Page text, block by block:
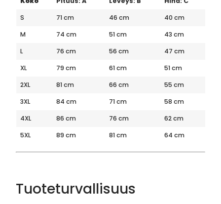
S
71 cm 46 cm
40 cm
M
74 cm 51 cm
43 cm
L
76 cm 56 cm
47 cm
XL
79 cm 61 cm
51 cm
2XL
81 cm 66 cm
55 cm
3XL
84 cm 71 cm
58 cm
4XL
86 cm 76 cm
62 cm
5XL
89 cm 81 cm 64 cm
Tuoteturvallisuus